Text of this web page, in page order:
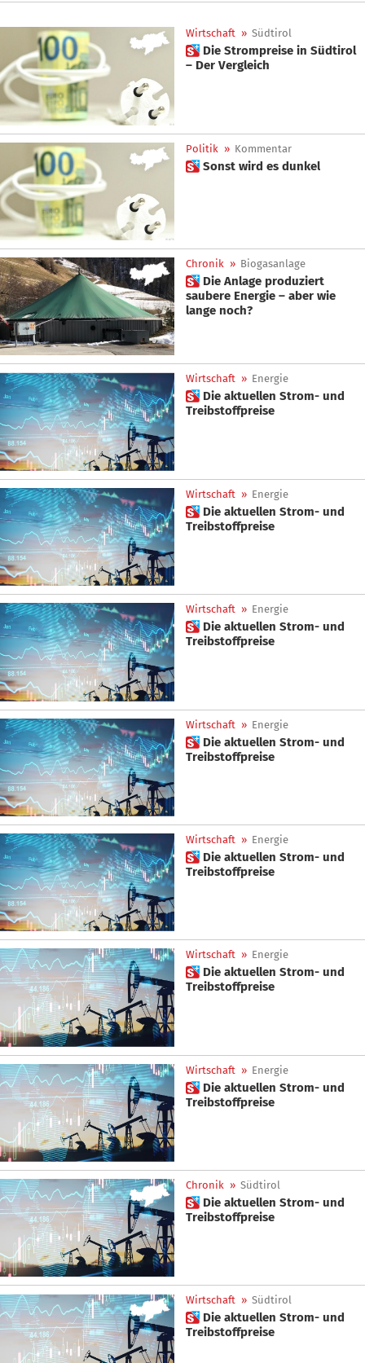
Wirtschaft » Südtirol
 Die Strompreise in Südtirol
– Der Vergleich
Politik » Kommentar
 Sonst wird es dunkel
Chronik » Biogasanlage
 Die Anlage produziert
saubere Energie – aber wie
lange noch?
Wirtschaft » Energie
 Die aktuellen Strom- und
Treibstoffpreise
Wirtschaft » Energie
 Die aktuellen Strom- und
Treibstoffpreise
Wirtschaft » Energie
 Die aktuellen Strom- und
Treibstoffpreise
Wirtschaft » Energie
 Die aktuellen Strom- und
Treibstoffpreise
Wirtschaft » Energie
 Die aktuellen Strom- und
Treibstoffpreise
Wirtschaft » Energie
 Die aktuellen Strom- und
Treibstoffpreise
Wirtschaft » Energie
 Die aktuellen Strom- und
Treibstoffpreise
Chronik » Südtirol
 Die aktuellen Strom- und
Treibstoffpreise
Wirtschaft » Südtirol
 Die aktuellen Strom- und
Treibstoffpreise